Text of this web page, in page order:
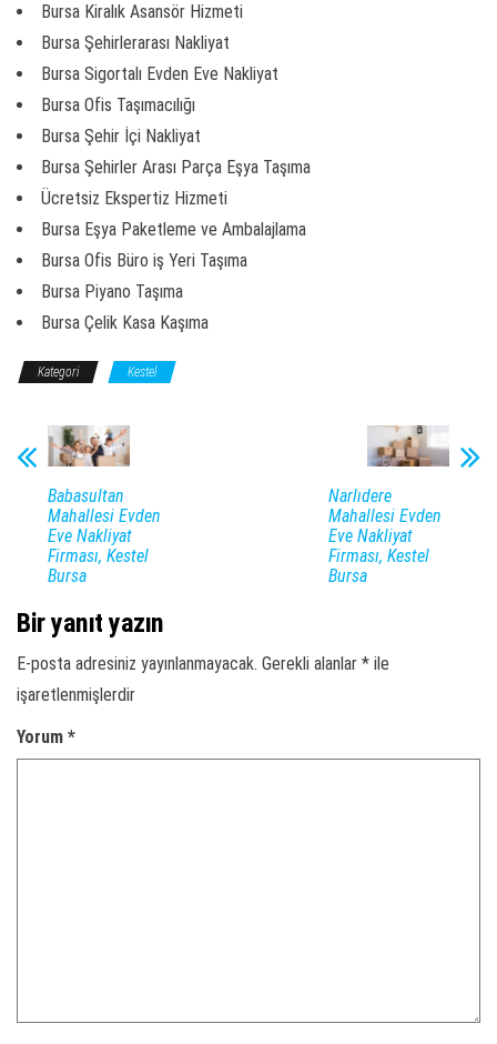
Bursa Kiralık Asansör Hizmeti
Bursa Şehirlerarası Nakliyat
Bursa Sigortalı Evden Eve Nakliyat
Bursa Ofis Taşımacılığı
Bursa Şehir İçi Nakliyat
Bursa Şehirler Arası Parça Eşya Taşıma
Ücretsiz Ekspertiz Hizmeti
Bursa Eşya Paketleme ve Ambalajlama
Bursa Ofis Büro iş Yeri Taşıma
Bursa Piyano Taşıma
Bursa Çelik Kasa Kaşıma
Kategori Kestel
Babasultan
Mahallesi Evden
Eve Nakliyat
Firması, Kestel
Bursa
Narlıdere
Mahallesi Evden
Eve Nakliyat
Firması, Kestel
Bursa
Bir yanıt yazın
E-posta adresiniz yayınlanmayacak. Gerekli alanlar * ile
işaretlenmişlerdir
Yorum *